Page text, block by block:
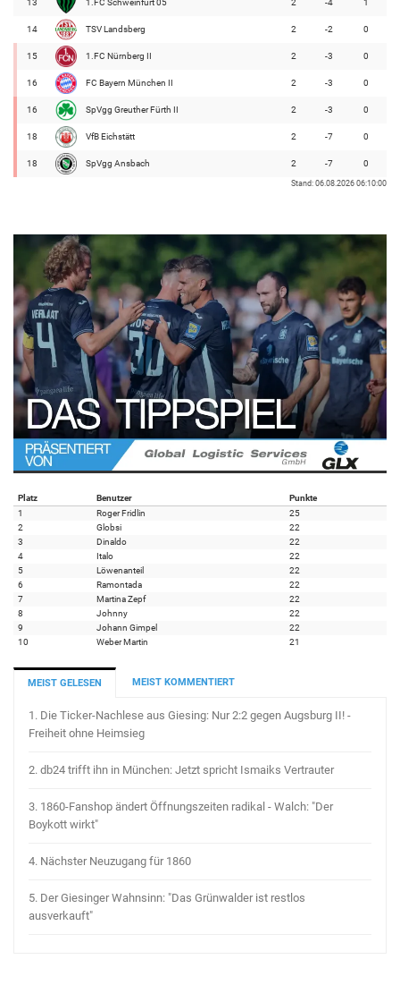
13 1.FC Schweinfurt 05 2 -4 1
14 TSV Landsberg 2 -2 0
15 1.FC Nürnberg II 2 -3 0
16 FC Bayern München II 2 -3 0
16 SpVgg Greuther Fürth II 2 -3 0
18 VfB Eichstätt 2 -7 0
18 SpVgg Ansbach 2 -7 0
Stand: 06.08.2026 06:10:00
Platz Benutzer
Punkte
1
Roger Fridlin
25
2
Globsi
22
3
Dinaldo
22
4
Italo
22
5
Löwenanteil
22
6
Ramontada
22
7
Martina Zepf
22
8
Johnny
22
9
Johann Gimpel
22
10
Weber Martin 21
MEIST GELESEN MEIST KOMMENTIERT
1. Die Ticker-Nachlese aus Giesing: Nur 2:2 gegen Augsburg II! -
Freiheit ohne Heimsieg
2. db24 trifft ihn in München: Jetzt spricht Ismaiks Vertrauter
3. 1860-Fanshop ändert Öffnungszeiten radikal - Walch: "Der
Boykott wirkt"
4. Nächster Neuzugang für 1860
5. Der Giesinger Wahnsinn: "Das Grünwalder ist restlos
ausverkauft"